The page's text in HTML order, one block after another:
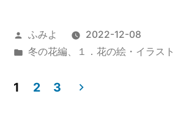
投
稿
ふみよ
2022-12-08
カ
ゴ
冬の花編、 １．花の絵・イラスト
1 2 3